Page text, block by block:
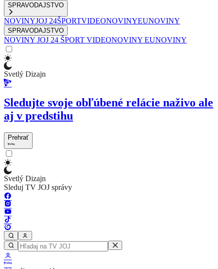
SPRAVODAJSTVO
NOVINYJOJ 24ŠPORTVIDEONOVINYEUNOVINY
SPRAVODAJSTVO
NOVINY JOJ 24 ŠPORT VIDEONOVINY EUNOVINY
Svetlý Dizajn
Sledujte svoje obľúbené relácie naživo ale
aj v predstihu
Prehrať
Svetlý Dizajn
Sleduj TV JOJ správy